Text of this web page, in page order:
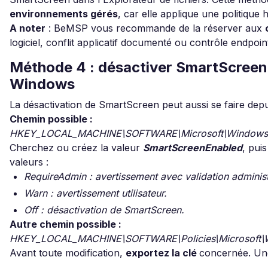
environnements gérés, car elle applique une politique
A noter : BeMSP vous recommande de la réserver aux
logiciel, conflit applicatif documenté ou contrôle
Méthode 4 : désactiver
Windows
La désactivation de SmartScreen peut aussi se faire
Chemin possible :
Cherchez ou créez la valeur SmartScreenEnabled,
valeurs :
RequireAdmin : avertissement avec validation
Warn : avertissement utilisateur.
Off : désactivation de SmartScreen.
Autre chemin possible :
Avant toute modification, exportez la clé concernée.